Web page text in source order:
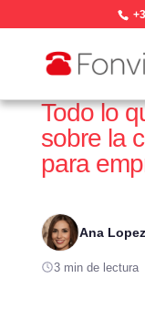
Todo lo
sobre la
para
Ana Lopez
3 min de lectura